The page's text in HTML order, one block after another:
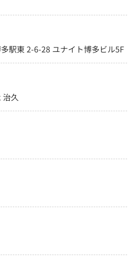
駅東 2-6-28 ユナイト博多ビル5F
久